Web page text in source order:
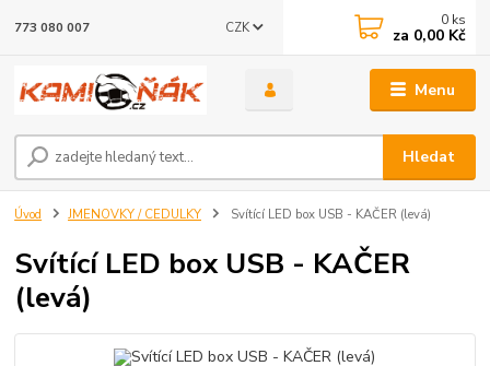
Menu
CZK
Hledat
773 080 007 0 ks
za 0,00 Kč
Úvod JMENOVKY / CEDULKY Svítící LED box USB - KAČER (levá)
Svítící LED box USB - KAČER
(levá)